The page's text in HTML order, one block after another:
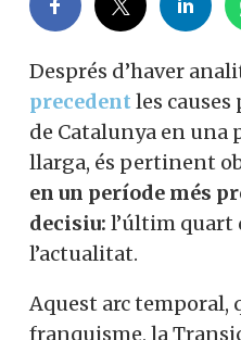
Després d’haver
precedentles
de Catalunya en
llarga, és pertinent
en un període més
decisiu: l’últim quart
l’actualitat.
Aquest arc temporal,
franquisme, la